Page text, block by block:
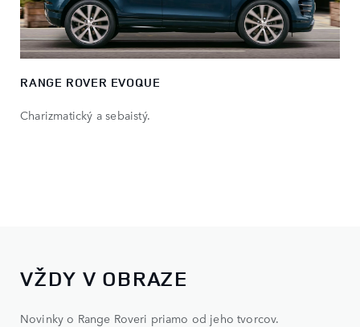
RANGE ROVER EVOQUE
Charizmatický a sebaistý.
VŽDY V OBRAZE
Novinky o Range Roveri priamo od jeho tvorcov.